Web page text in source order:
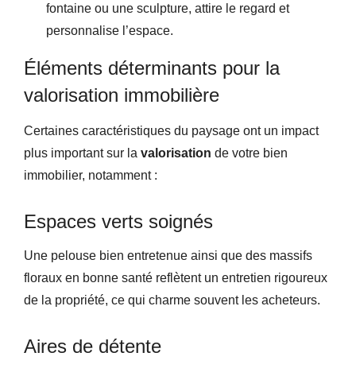
fontaine ou une sculpture, attire le regard et
personnalise l’espace.
Éléments déterminants pour la
valorisation immobilière
Certaines caractéristiques du paysage ont un impact
plus important sur la valorisation de votre bien
immobilier, notamment :
Espaces verts soignés
Une pelouse bien entretenue ainsi que des massifs
floraux en bonne santé reflètent un entretien rigoureux
de la propriété, ce qui charme souvent les acheteurs.
Aires de détente